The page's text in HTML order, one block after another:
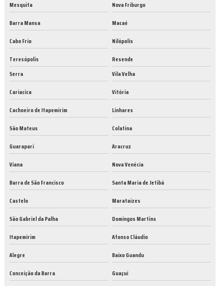
Mesquita
Nova Friburgo
Barra Mansa
Macaé
Cabo Frio
Nilópolis
Teresópolis
Resende
Serra
Vila Velha
Cariacica
Vitória
Cachoeiro de Itapemirim
Linhares
São Mateus
Colatina
Guarapari
Aracruz
Viana
Nova Venécia
Barra de São Francisco
Santa Maria de Jetibá
Castelo
Marataízes
São Gabriel da Palha
Domingos Martins
Itapemirim
Afonso Cláudio
Alegre
Baixo Guandu
Conceição da Barra
Guaçuí